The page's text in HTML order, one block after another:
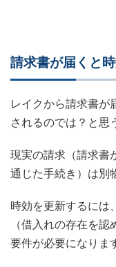
請求書が届くと
レイクから請求書が
されるのでは？と思
現実の請求（請求書
通じた手続き）は別
時効を更新するには
（借入れの存在を
要件が必要になりま